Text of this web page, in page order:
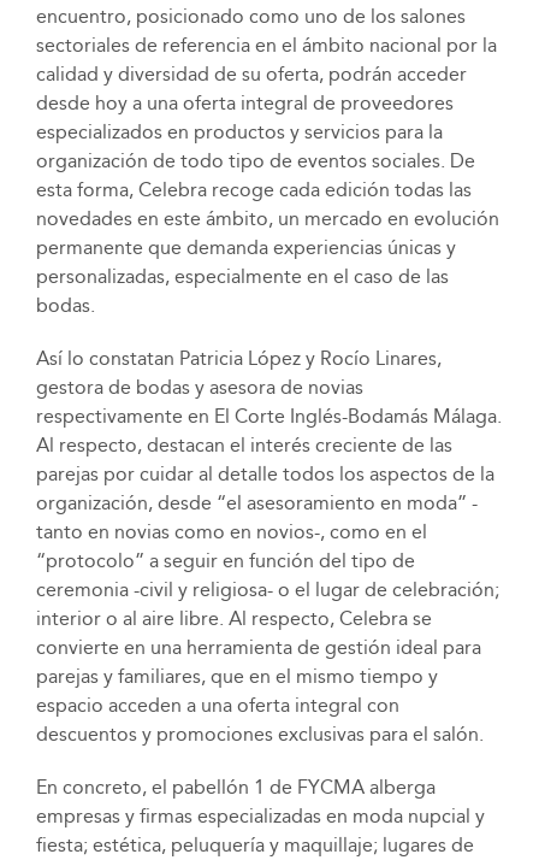
encuentro, posicionado como uno de los salones
sectoriales de referencia en el ámbito nacional por la
calidad y diversidad de su oferta, podrán acceder
desde hoy a una oferta integral de proveedores
especializados en productos y servicios para la
organización de todo tipo de eventos sociales. De
esta forma, Celebra recoge cada edición todas las
novedades en este ámbito, un mercado en evolución
permanente que demanda experiencias únicas y
personalizadas, especialmente en el caso de las
bodas.
Así lo constatan Patricia López y Rocío Linares,
gestora de bodas y asesora de novias
respectivamente en El Corte Inglés-Bodamás Málaga.
Al respecto, destacan el interés creciente de las
parejas por cuidar al detalle todos los aspectos de la
organización, desde “el asesoramiento en moda” -
tanto en novias como en novios-, como en el
“protocolo” a seguir en función del tipo de
ceremonia -civil y religiosa- o el lugar de celebración;
interior o al aire libre. Al respecto, Celebra se
convierte en una herramienta de gestión ideal para
parejas y familiares, que en el mismo tiempo y
espacio acceden a una oferta integral con
descuentos y promociones exclusivas para el salón.
En concreto, el pabellón 1 de FYCMA alberga
empresas y firmas especializadas en moda nupcial y
fiesta; estética, peluquería y maquillaje; lugares de